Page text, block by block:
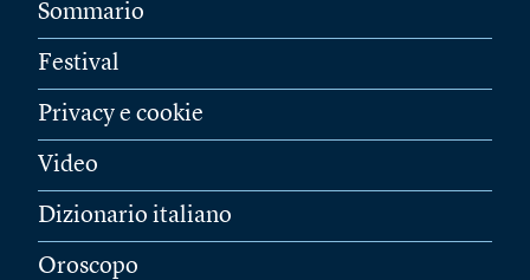
Sommario
Festival
Privacy e cookie
Video
Dizionario italiano
Oroscopo